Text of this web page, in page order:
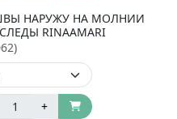
НАРУЖУ НА МОЛНИИ
RINAAMARI
)
+